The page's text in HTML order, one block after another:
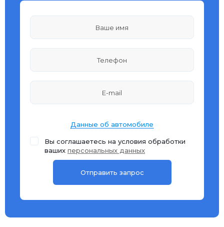
Данные об автомобиле
Вы соглашаетесь на условия обработки
ваших персональных данных